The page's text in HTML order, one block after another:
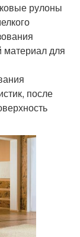
рулоны
материал для
после